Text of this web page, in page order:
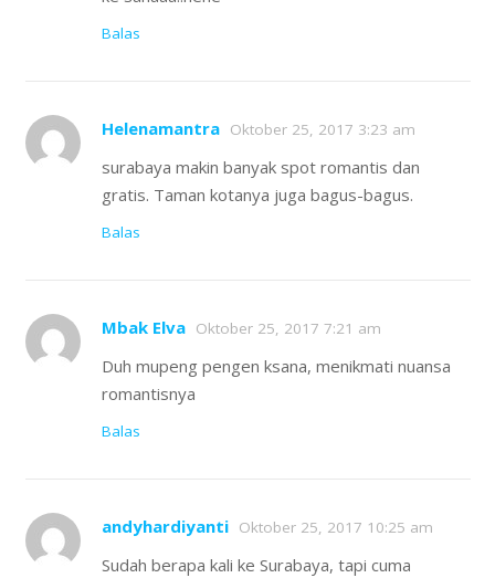
Balas
Helenamantra Oktober 25, 2017 3:23 am
surabaya makin banyak spot romantis dan
gratis. Taman kotanya juga bagus-bagus.
Balas
Mbak Elva Oktober 25, 2017 7:21 am
Duh mupeng pengen ksana, menikmati nuansa
romantisnya
Balas
andyhardiyanti Oktober 25, 2017 10:25 am
Sudah berapa kali ke Surabaya, tapi cuma